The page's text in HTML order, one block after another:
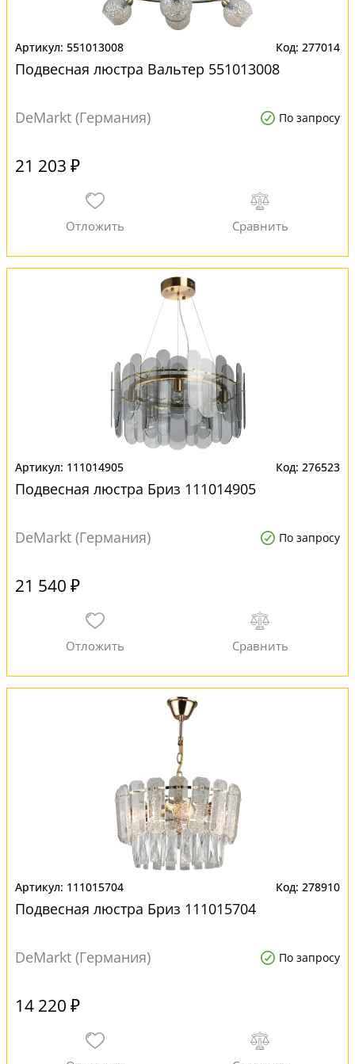
551013008 277014
Подвесная люстра Вальтер 551013008
DeMarkt (Германия) По запросу
21 203 ₽
111014905 276523
Подвесная люстра Бриз 111014905
DeMarkt (Германия) По запросу
21 540 ₽
111015704 278910
Подвесная люстра Бриз 111015704
DeMarkt (Германия) По запросу
14 220 ₽